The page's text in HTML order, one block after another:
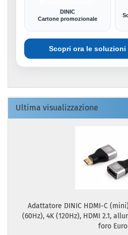
DINIC
Cartone promozionale
Scopri ora le
Ultima visualizzazione
Adattatore DINIC HDMI-C
(60Hz), 4K (120Hz), HDMI 2.1,
foro Euro